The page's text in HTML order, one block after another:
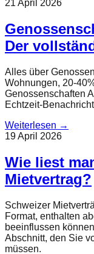
21 April 2026
Der
Alles über
Wohnungen, 20-
Genossenschaften
Echtzeit-
Weiterlesen →
19 April 2026
Wie liest
Mietvertrag?
Schweizer
Format, enthalten
beeinflussen
Abschnitt, den Sie
müssen.